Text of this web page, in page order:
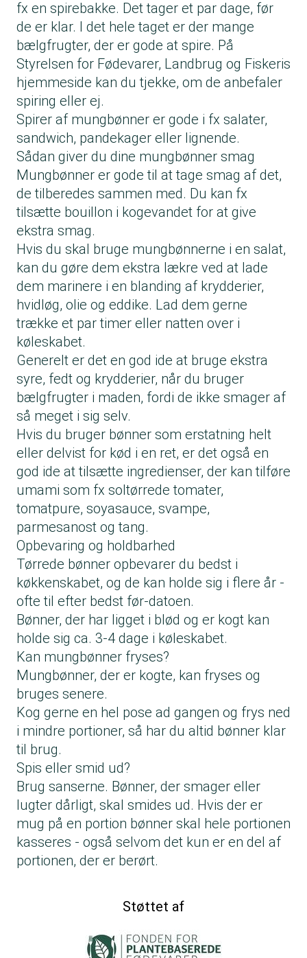
fx en spirebakke. Det tager et par dage, før
de er klar. I det hele taget er der mange
bælgfrugter, der er gode at spire. På
Styrelsen for Fødevarer, Landbrug og Fiskeris
hjemmeside kan du tjekke, om de anbefaler
spiring eller ej.
Spirer af mungbønner er gode i fx salater,
sandwich, pandekager eller lignende.
Sådan giver du dine mungbønner smag
Mungbønner er gode til at tage smag af det,
de tilberedes sammen med. Du kan fx
tilsætte bouillon i kogevandet for at give
ekstra smag.
Hvis du skal bruge mungbønnerne i en salat,
kan du gøre dem ekstra lækre ved at lade
dem marinere i en blanding af krydderier,
hvidløg, olie og eddike. Lad dem gerne
trække et par timer eller natten over i
køleskabet.
Generelt er det en god ide at bruge ekstra
syre, fedt og krydderier, når du bruger
bælgfrugter i maden, fordi de ikke smager af
så meget i sig selv.
Hvis du bruger bønner som erstatning helt
eller delvist for kød i en ret, er det også en
god ide at tilsætte ingredienser, der kan tilføre
umami som fx soltørrede tomater,
tomatpure, soyasauce, svampe,
parmesanost og tang.
Opbevaring og holdbarhed
Tørrede bønner opbevarer du bedst i
køkkenskabet, og de kan holde sig i flere år -
ofte til efter bedst før-datoen.
Bønner, der har ligget i blød og er kogt kan
holde sig ca. 3-4 dage i køleskabet.
Kan mungbønner fryses?
Mungbønner, der er kogte, kan fryses og
bruges senere.
Kog gerne en hel pose ad gangen og frys ned
i mindre portioner, så har du altid bønner klar
til brug.
Spis eller smid ud?
Brug sanserne. Bønner, der smager eller
lugter dårligt, skal smides ud. Hvis der er
mug på en portion bønner skal hele portionen
kasseres - også selvom det kun er en del af
portionen, der er berørt.
Støttet af